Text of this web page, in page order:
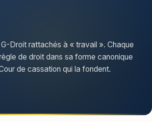
Droit rattachés à « travail ». Chaque
de droit dans sa forme canonique
de cassation qui la fondent.